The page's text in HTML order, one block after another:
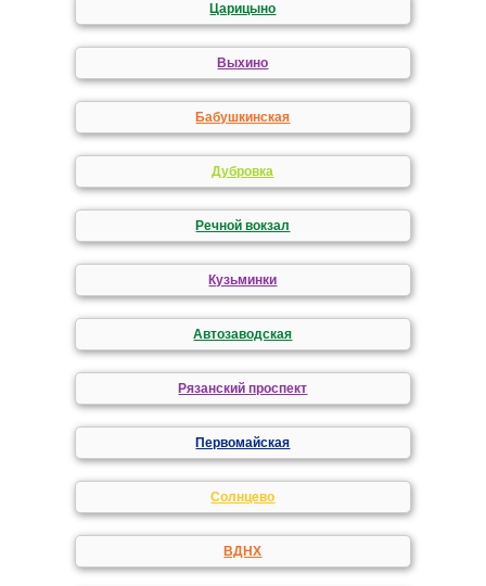
Царицыно
Выхино
Бабушкинская
Дубровка
Речной вокзал
Кузьминки
Автозаводская
Рязанский проспект
Первомайская
Солнцево
ВДНХ